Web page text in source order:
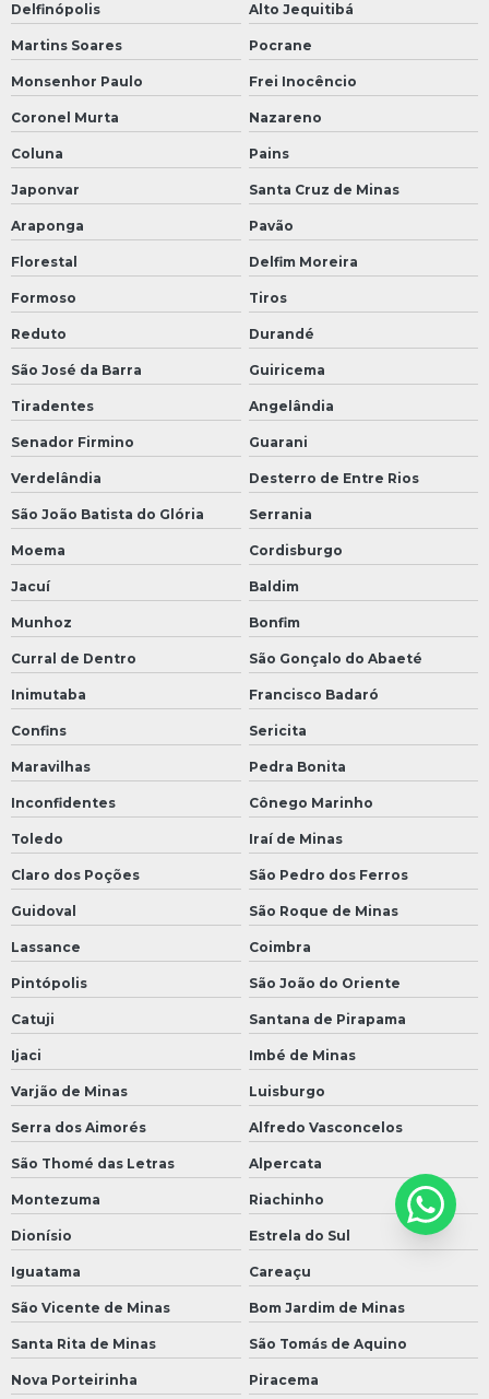
Delfinópolis Alto Jequitibá
Martins Soares Pocrane
Monsenhor Paulo Frei Inocêncio
Coronel Murta Nazareno
Coluna Pains
Japonvar Santa Cruz de Minas
Araponga Pavão
Florestal Delfim Moreira
Formoso Tiros
Reduto Durandé
São José da Barra Guiricema
Tiradentes Angelândia
Senador Firmino Guarani
Verdelândia Desterro de Entre Rios
São João Batista do Glória Serrania
Moema Cordisburgo
Jacuí Baldim
Munhoz Bonfim
Curral de Dentro São Gonçalo do Abaeté
Inimutaba Francisco Badaró
Confins Sericita
Maravilhas Pedra Bonita
Inconfidentes Cônego Marinho
Toledo Iraí de Minas
Claro dos Poções São Pedro dos Ferros
Guidoval São Roque de Minas
Lassance Coimbra
Pintópolis São João do Oriente
Catuji Santana de Pirapama
Ijaci Imbé de Minas
Varjão de Minas Luisburgo
Serra dos Aimorés Alfredo Vasconcelos
São Thomé das Letras Alpercata
Montezuma Riachinho
Dionísio Estrela do Sul
Iguatama Careaçu
São Vicente de Minas Bom Jardim de Minas
Santa Rita de Minas São Tomás de Aquino
Nova Porteirinha Piracema